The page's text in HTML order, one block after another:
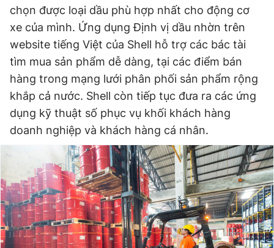
chọn được loại dầu phù hợp nhất cho động cơ
xe của mình. Ứng dụng Định vị dầu nhờn trên
website tiếng Việt của Shell hỗ trợ các bác tài
tìm mua sản phẩm dễ dàng, tại các điểm bán
hàng trong mạng lưới phân phối sản phẩm rộng
khắp cả nước. Shell còn tiếp tục đưa ra các ứng
dụng kỹ thuật số phục vụ khối khách hàng
doanh nghiệp và khách hàng cá nhân.